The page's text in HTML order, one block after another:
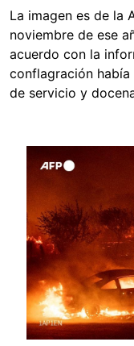
La imagen es de la
noviembre de ese
acuerdo con la
conflagración
de servicio y
Image